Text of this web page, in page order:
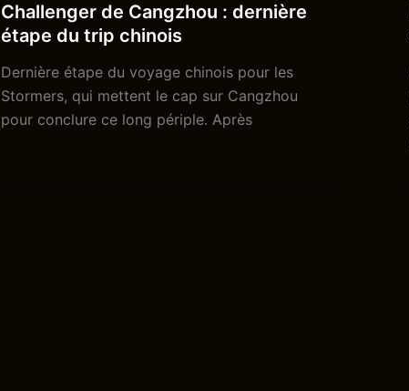
Challenger de Cangzhou : dernière
étape du trip chinois
Dernière étape du voyage chinois pour les
Stormers, qui mettent le cap sur Cangzhou
pour conclure ce long périple. Après